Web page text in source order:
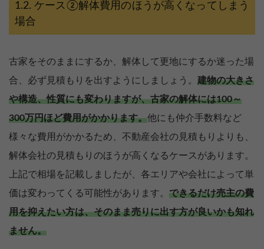
ケース②解体費用のほうが高くなってしまう
場合
古家をそのままにするか、解体して更地にするか迷った場
合、必ず見積もりを出すようにしましょう。 建物の大きさ
や構造、性質にも変わりますが、古家の解体には100～
300万円ほど費用がかかります。他にも仲介手数料など
様々な費用がかかるため、不動産会社の見積もりよりも、
解体会社の見積もりのほうが高くなるケースがあります。
上記で相場を記載しましたが、各エリアや会社によって単
価は変わってくる可能性があります。 できるだけ売主の費
用を抑えたい方は、そのまま売りに出す方が良いかも知れ
ません。